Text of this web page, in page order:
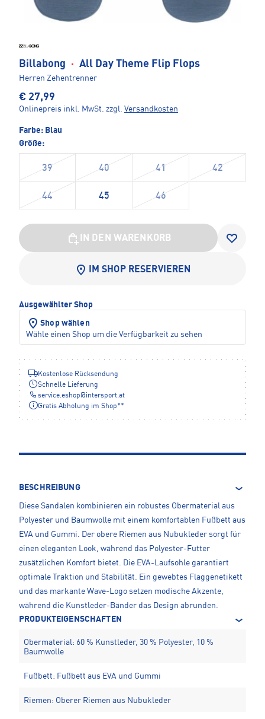
Billabong · All Day Theme Flip Flops
Herren Zehentrenner
€ 27,99
Onlinepreis inkl. MwSt. zzgl. Versandkosten
Farbe: Blau
Größe:
39 40 41 42
44 45 46
IN DEN WARENKORB
IM SHOP RESERVIEREN
Ausgewählter Shop
Shop wählen
Wähle einen Shop um die Verfügbarkeit zu sehen
Kostenlose Rücksendung
Schnelle Lieferung
service.eshop@intersport.at
Gratis Abholung im Shop**
BESCHREIBUNG
Diese Sandalen kombinieren ein robustes Obermaterial aus
Polyester und Baumwolle mit einem komfortablen Fußbett aus
EVA und Gummi. Der obere Riemen aus Nubukleder sorgt für
einen eleganten Look, während das Polyester-Futter
zusätzlichen Komfort bietet. Die EVA-Laufsohle garantiert
optimale Traktion und Stabilität. Ein gewebtes Flaggenetikett
und das markante Wave-Logo setzen modische Akzente,
während die Kunstleder-Bänder das Design abrunden.
PRODUKTEIGENSCHAFTEN
Obermaterial: 60 % Kunstleder, 30 % Polyester, 10 %
Baumwolle
Fußbett: Fußbett aus EVA und Gummi
Riemen: Oberer Riemen aus Nubukleder